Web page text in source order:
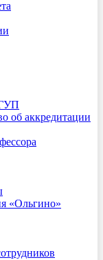
об аккредитации
«Ольгино»